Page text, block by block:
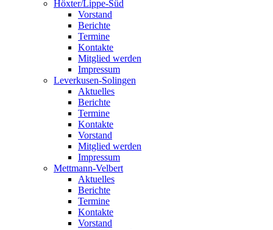
Höxter/Lippe-Süd
Vorstand
Berichte
Termine
Kontakte
Mitglied werden
Impressum
Leverkusen-Solingen
Aktuelles
Berichte
Termine
Kontakte
Vorstand
Mitglied werden
Impressum
Mettmann-Velbert
Aktuelles
Berichte
Termine
Kontakte
Vorstand